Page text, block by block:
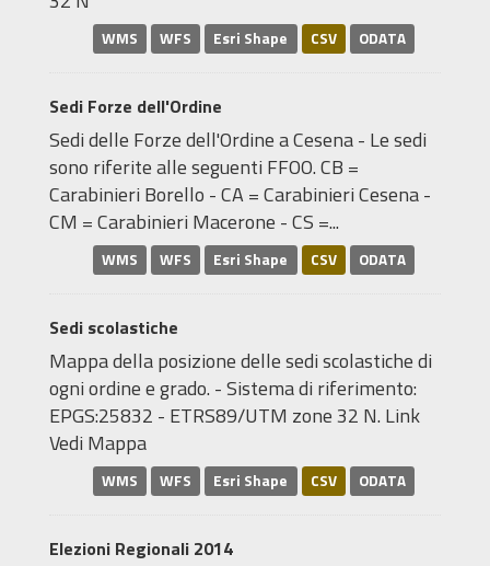
WMS WFS Esri Shape CSV ODATA
Sedi Forze dell'Ordine
Sedi delle Forze dell'Ordine a Cesena - Le sedi
sono riferite alle seguenti FFOO. CB =
Carabinieri Borello - CA = Carabinieri Cesena -
CM = Carabinieri Macerone - CS =...
WMS WFS Esri Shape CSV ODATA
Sedi scolastiche
Mappa della posizione delle sedi scolastiche di
ogni ordine e grado. - Sistema di riferimento:
EPGS:25832 - ETRS89/UTM zone 32 N. Link
Vedi Mappa
WMS WFS Esri Shape CSV ODATA
Elezioni Regionali 2014